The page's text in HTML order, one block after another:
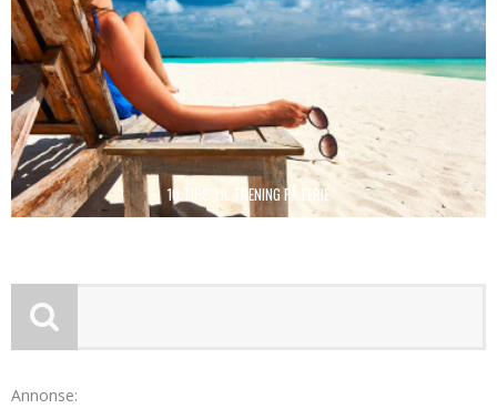
10 TIPS TIL TRENING PÅ FERIE
Annonse: